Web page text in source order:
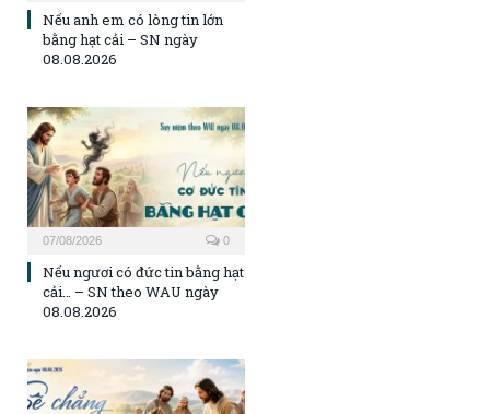
Nếu anh em có lòng tin lớn
bằng hạt cải – SN ngày
08.08.2026
07/08/2026 0
Nếu ngươi có đức tin bằng hạt
cải… – SN theo WAU ngày
08.08.2026